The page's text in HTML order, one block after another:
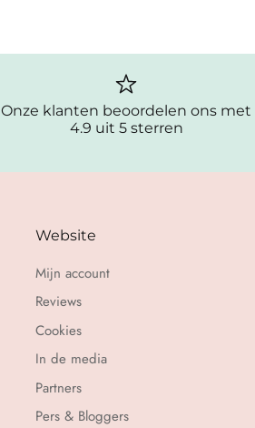
Onze klanten beoordelen ons met
4.9 uit 5 sterren
Website
Mijn account
Reviews
Cookies
In de media
Partners
Pers & Bloggers